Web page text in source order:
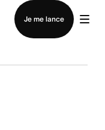
Je me lance